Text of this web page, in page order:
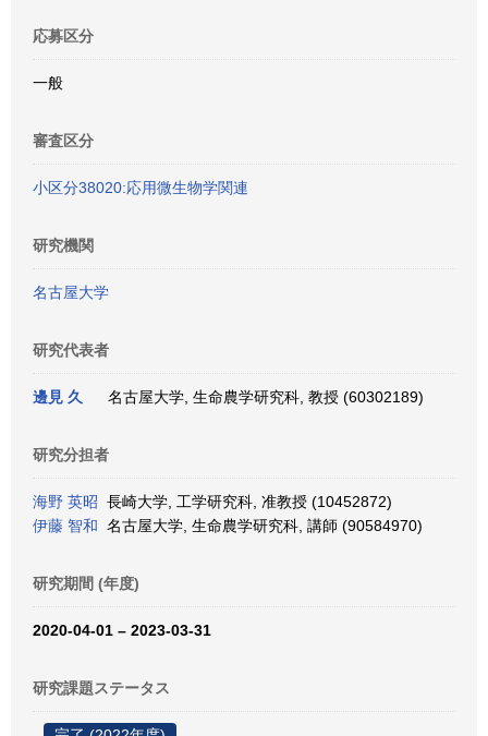
応募区分
一般
審査区分
小区分38020:応用微生物学関連
研究機関
名古屋大学
研究代表者
邊見 久 名古屋大学, 生命農学研究科, 教授 (60302189)
研究分担者
海野 英昭 長崎大学, 工学研究科, 准教授 (10452872)
伊藤 智和 名古屋大学, 生命農学研究科, 講師 (90584970)
研究期間 (年度)
2020-04-01 – 2023-03-31
研究課題ステータス